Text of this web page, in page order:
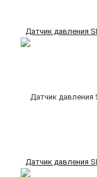
Датчик давления
Датчик давления